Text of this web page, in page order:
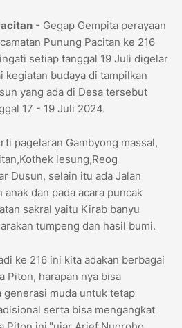
- Gegap Gempita perayaan
Punung Pacitan ke 216
setiap tanggal 19 Juli digelar
kegiatan budaya di tampilkan
yang ada di Desa tersebut
17 - 19 Juli 2024.
pagelaran Gambyong massal,
lesung,Reog
Dusun, selain itu ada Jalan
dan pada acara puncak
sakral yaitu Kirab banyu
tumpeng dan hasil bumi.
ke 216 ini kita adakan berbagai
Piton, harapan nya bisa
generasi muda untuk tetap
serta bisa mengangkat